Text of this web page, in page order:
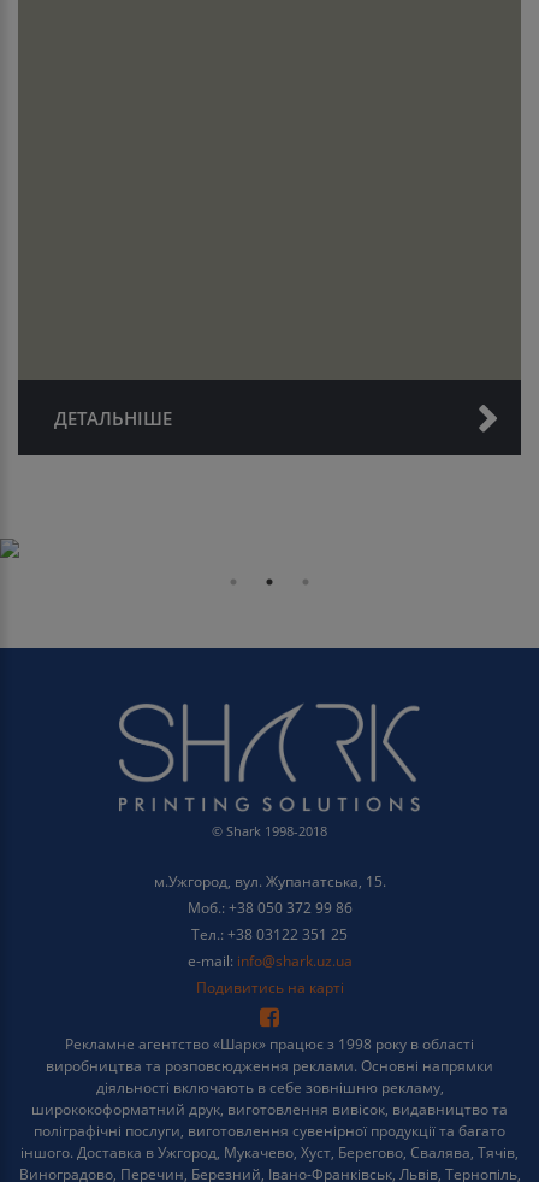
ДЕТАЛЬНІШЕ
© Shark 1998-2018
м.Ужгород, вул. Жупанатська, 15.
Моб.: +38 050 372 99 86
Тел.: +38 03122 351 25
e-mail: info@shark.uz.ua
Подивитись на карті
Рекламне агентство «Шарк» працює з 1998 року в області
виробництва та розповсюдження реклами. Основні напрямки
діяльності включають в себе зовнішню рекламу,
ширококоформатний друк, виготовлення вивісок, видавництво та
поліграфічні послуги, виготовлення сувенірної продукції та багато
іншого. Доставка в Ужгород, Мукачево, Хуст, Берегово, Свалява, Тячів,
Виноградово, Перечин, Березний, Івано-Франківськ, Львів, Тернопіль,